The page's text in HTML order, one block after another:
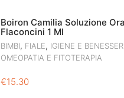
Boiron Camilia Soluzione
Flaconcini 1 Ml
BIMBI, FIALE, IGIENE E
OMEOPATIA E FITOTERAPIA
€15.30